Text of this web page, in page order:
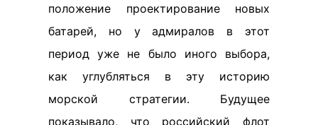
положение проектирование новых
батарей, но у адмиралов в этот
период уже не было иного выбора,
как углубляться в эту историю
морской стратегии. Будущее
показывало, что российский флот